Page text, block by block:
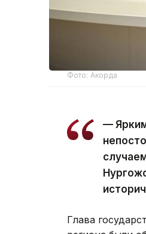
Фото: Акорда
—
Глава